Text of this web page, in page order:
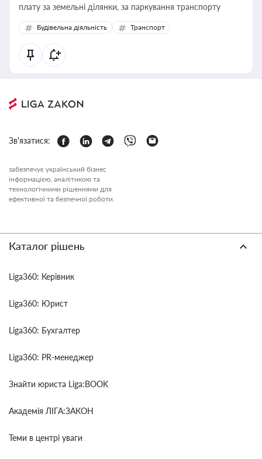
плату за земельні ділянки, за паркування транспорту
Будівельна діяльність Транспорт
Зв'язатися:
забезпечує український бізнес
інформацією, аналітикою та
технологічними рішеннями для
ефективної та безпечної роботи.
Каталог рішень
Liga360: Керівник
Liga360: Юрист
Liga360: Бухгалтер
Liga360: PR-менеджер
Знайти юриста Liga:BOOK
Академія ЛІГА:ЗАКОН
Теми в центрі уваги